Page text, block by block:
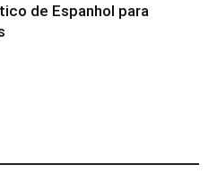
de Espanhol para